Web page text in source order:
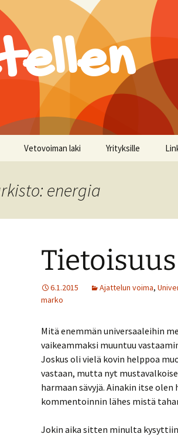
Vetovoiman laki Yrityksille
energia
6.1.2015 Ajattelun voima,
marko
Mitä enemmän universaaleihin
vaikeammaksi muuntuu
Joskus oli vielä kovin helppoa
vastaan, mutta nyt
harmaan sävyjä. Ainakin itse
kommentoinnin lähes mistä
Jokin aika sitten minulta